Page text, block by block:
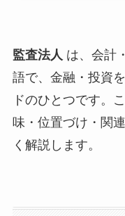
監査法人 は、会計
語で、金融・投資
ドのひとつです。
味・位置づけ・関
く解説します。